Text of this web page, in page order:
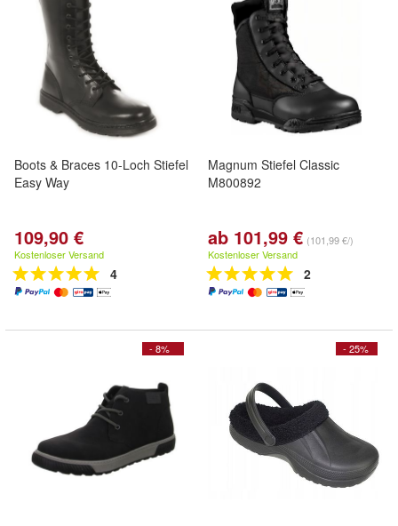
Boots & Braces 10-Loch Stiefel
Easy Way
109,90 €
Kostenloser Versand
4
Magnum Stiefel Classic
M800892
ab 101,99 € (101,99 €/)
Kostenloser Versand
2
- 8% - 25%